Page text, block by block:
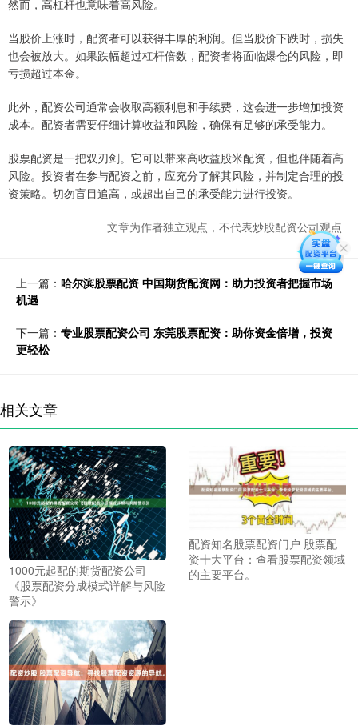
然而，高杠杆也意味着高风险。
当股价上涨时，配资者可以获得丰厚的利润。但当股价下跌时，损失
也会被放大。如果跌幅超过杠杆倍数，配资者将面临爆仓的风险，即
亏损超过本金。
此外，配资公司通常会收取高额利息和手续费，这会进一步增加投资
成本。配资者需要仔细计算收益和风险，确保有足够的承受能力。
股票配资是一把双刃剑。它可以带来高收益股米配资，但也伴随着高
风险。投资者在参与配资之前，应充分了解其风险，并制定合理的投
资策略。切勿盲目追高，或超出自己的承受能力进行投资。
文章为作者独立观点，不代表炒股配资公司观点
上一篇： 哈尔滨股票配资 中国期货配资网：助力投资者把握市场
机遇
下一篇： 专业股票配资公司 东莞股票配资：助你资金倍增，投资
更轻松
相关文章
1000元起配的期货配资公司
《股票配资分成模式详解与风险
警示》
配资知名股票配资门户 股票配
资十大平台：查看股票配资领域
的主要平台。